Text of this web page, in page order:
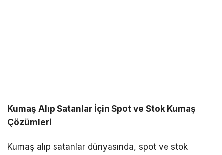
Kumaş Alıp Satanlar İçin Spot ve Stok Kumaş
Çözümleri
Kumaş alıp satanlar dünyasında, spot ve stok